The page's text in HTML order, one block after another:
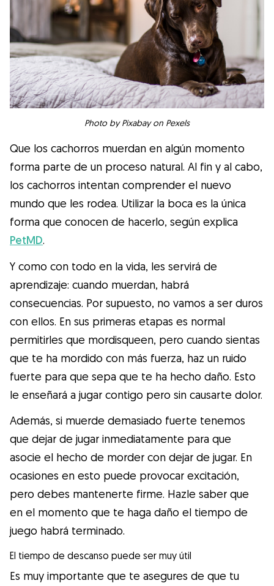
Photo by Pixabay on Pexels
Que los cachorros muerdan en algún momento
forma parte de un proceso natural. Al fin y al cabo,
los cachorros intentan comprender el nuevo
mundo que les rodea. Utilizar la boca es la única
forma que conocen de hacerlo, según explica
PetMD.
Y como con todo en la vida, les servirá de
aprendizaje: cuando muerdan, habrá
consecuencias. Por supuesto, no vamos a ser duros
con ellos. En sus primeras etapas es normal
permitirles que mordisqueen, pero cuando sientas
que te ha mordido con más fuerza, haz un ruido
fuerte para que sepa que te ha hecho daño. Esto
le enseñará a jugar contigo pero sin causarte dolor.
Además, si muerde demasiado fuerte tenemos
que dejar de jugar inmediatamente para que
asocie el hecho de morder con dejar de jugar. En
ocasiones en esto puede provocar excitación,
pero debes mantenerte firme. Hazle saber que
en el momento que te haga daño el tiempo de
juego habrá terminado.
El tiempo de descanso puede ser muy útil
Es muy importante que te asegures de que tu